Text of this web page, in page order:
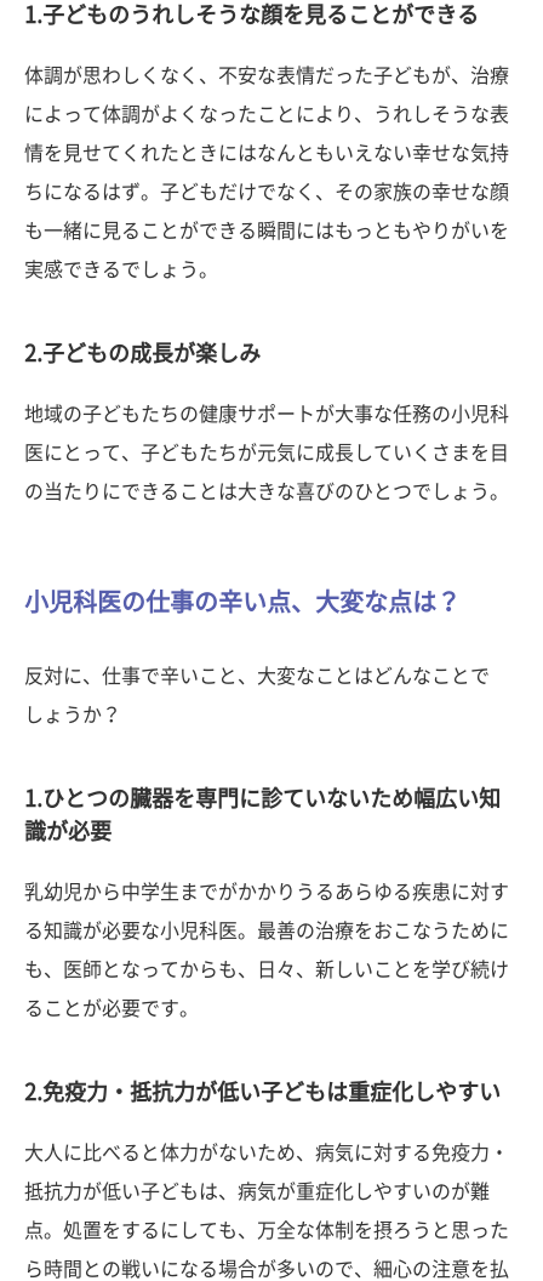
1.子どものうれしそうな顔を見ることができる
体調が思わしくなく、不安な表情だった子どもが、治療
によって体調がよくなったことにより、うれしそうな表
情を見せてくれたときにはなんともいえない幸せな気持
ちになるはず。子どもだけでなく、その家族の幸せな顔
も一緒に見ることができる瞬間にはもっともやりがいを
実感できるでしょう。
2.子どもの成長が楽しみ
地域の子どもたちの健康サポートが大事な任務の小児科
医にとって、子どもたちが元気に成長していくさまを目
の当たりにできることは大きな喜びのひとつでしょう。
小児科医の仕事の辛い点、大変な点は？
反対に、仕事で辛いこと、大変なことはどんなことで
しょうか？
1.ひとつの臓器を専門に診ていないため幅広い知
識が必要
乳幼児から中学生までがかかりうるあらゆる疾患に対す
る知識が必要な小児科医。最善の治療をおこなうために
も、医師となってからも、日々、新しいことを学び続け
ることが必要です。
2.免疫力・抵抗力が低い子どもは重症化しやすい
大人に比べると体力がないため、病気に対する免疫力・
抵抗力が低い子どもは、病気が重症化しやすいのが難
点。処置をするにしても、万全な体制を摂ろうと思った
ら時間との戦いになる場合が多いので、細心の注意を払